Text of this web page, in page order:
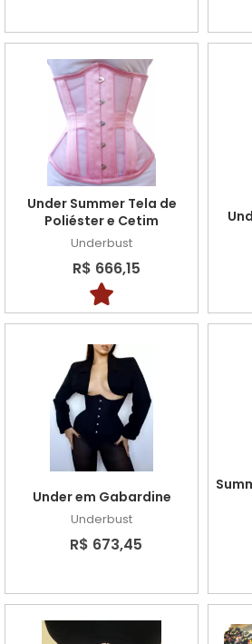
Under Summer Tela de
Poliéster e Cetim
Underbust
R$ 666,15
Under em Gabardine
Underbust
R$ 673,45